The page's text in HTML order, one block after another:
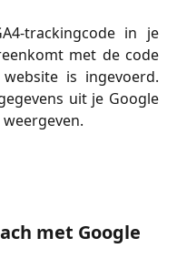
trackingcode in je
met de code
is ingevoerd.
uit je Google
met Google